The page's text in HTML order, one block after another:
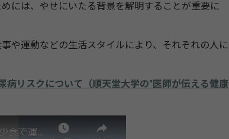
には、やせにいたる背景を解明することが重要に
や運動などの生活スタイルにより、それぞれの人に
病リスクについて（順天堂大学の"医師が伝える健康